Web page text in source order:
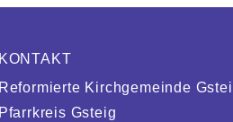
KONTAKT
Reformierte Kirchgemeinde
Pfarrkreis Gsteig